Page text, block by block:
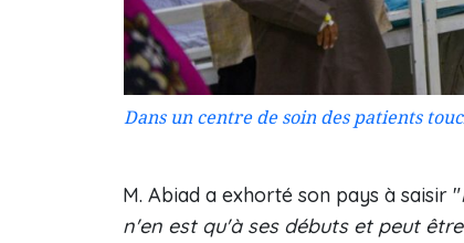
Dans un centre de soin des patients
M. Abiad a exhorté son pays à saisir "
n'en est qu'à ses débuts et peut